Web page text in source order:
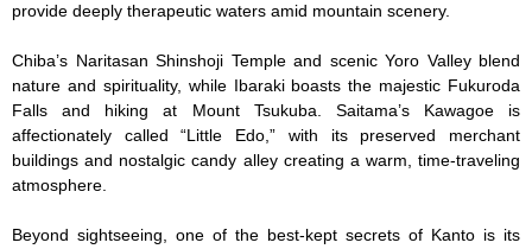
provide deeply therapeutic waters amid mountain scenery.
Chiba’s Naritasan Shinshoji Temple and scenic Yoro Valley blend
nature and spirituality, while Ibaraki boasts the majestic Fukuroda
Falls and hiking at Mount Tsukuba. Saitama’s Kawagoe is
affectionately called “Little Edo,” with its preserved merchant
buildings and nostalgic candy alley creating a warm, time-traveling
atmosphere.
Beyond sightseeing, one of the best-kept secrets of Kanto is its